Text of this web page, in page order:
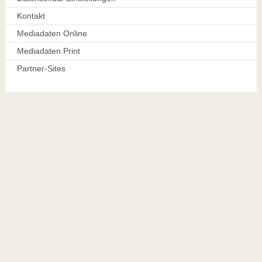
Kontakt
Mediadaten Online
Mediadaten Print
Partner-Sites